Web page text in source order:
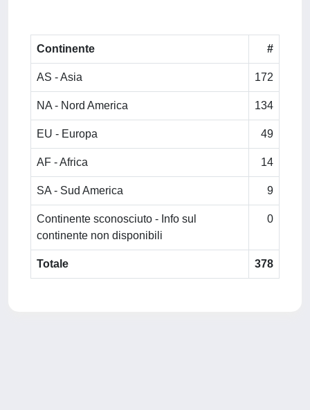
Continente #
AS - Asia 172
NA - Nord America 134
EU - Europa 49
AF - Africa 14
SA - Sud America 9
Continente sconosciuto - Info sul
continente non disponibili
0
Totale 378